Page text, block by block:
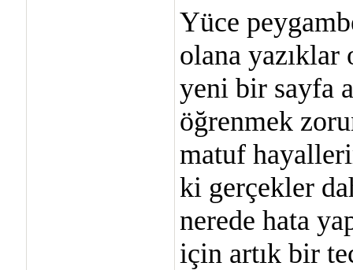
Yüce
olana yazıklar
yeni bir sayfa
öğrenmek
matuf
ki gerçekler
nerede hata
için artık bir